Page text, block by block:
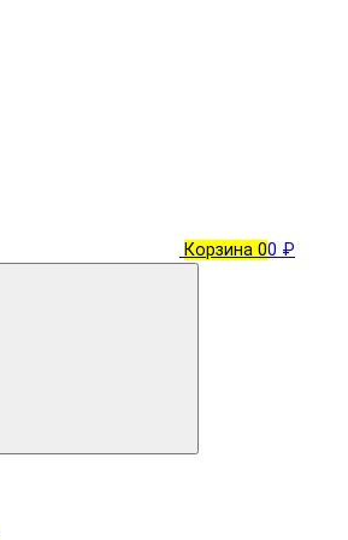
Корзина 00 ₽